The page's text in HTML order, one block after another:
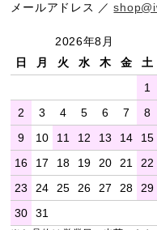
メールアドレス ／
2026年8月
日
月 火 水 木 金
土
1
2
3 4 5 6 7
8
9
10 11 12 13 14
15
16
17 18 19 20 21
22
23
24 25 26 27 28
29
30
31